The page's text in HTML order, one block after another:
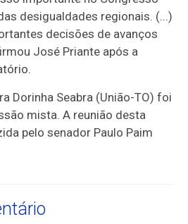
desigualdades regionais. (...)
decisões de avanços
José Priante após a
Dorinha Seabra (União-TO) foi
mista. A reunião desta
pelo senador Paulo Paim